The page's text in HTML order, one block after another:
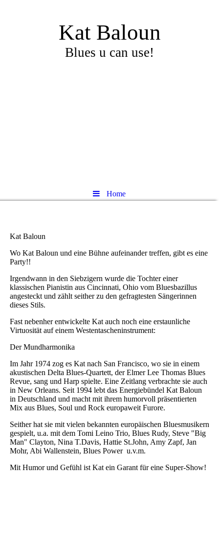
Kat Baloun
Blues u can use!
Home
Kat Baloun
Wo Kat Baloun und eine Bühne aufeinander treffen, gibt es eine
Party!!
Irgendwann in den Siebzigern wurde die Tochter einer
klassischen Pianistin aus Cincinnati, Ohio vom Bluesbazillus
angesteckt und zählt seither zu den gefragtesten Sängerinnen
dieses Stils.
Fast nebenher entwickelte Kat auch noch eine erstaunliche
Virtuosität auf einem Westentascheninstrument:
Der Mundharmonika
Im Jahr 1974 zog es Kat nach San Francisco, wo sie in einem
akustischen Delta Blues-Quartett, der Elmer Lee Thomas Blues
Revue, sang und Harp spielte. Eine Zeitlang verbrachte sie auch
in New Orleans. Seit 1994 lebt das Energiebündel Kat Baloun
in Deutschland und macht mit ihrem humorvoll präsentierten
Mix aus Blues, Soul und Rock europaweit Furore.
Seither hat sie mit vielen bekannten europäischen Bluesmusikern
gespielt, u.a. mit dem Tomi Leino Trio, Blues Rudy, Steve "Big
Man" Clayton, Nina T.Davis, Hattie St.John, Amy Zapf, Jan
Mohr, Abi Wallenstein, Blues Power u.v.m.
Mit Humor und Gefühl ist Kat ein Garant für eine Super-Show!